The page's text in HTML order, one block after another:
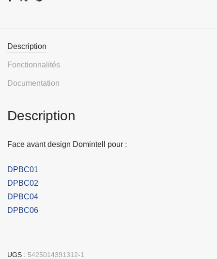
Description
Fonctionnalités
Documentation
Description
Face avant design Domintell pour :
DPBC01
DPBC02
DPBC04
DPBC06
UGS : 5425014391312-1